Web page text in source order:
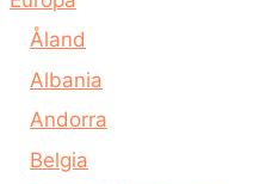
Åland
Albania
Andorra
Belgia